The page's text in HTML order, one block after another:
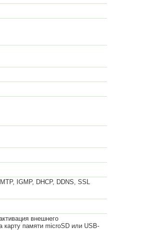
IGMP, DHCP, DDNS, SSL
внешнего
карту памяти microSD или USB-